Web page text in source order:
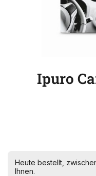
Ipuro
Heute bestellt,
Ihnen.